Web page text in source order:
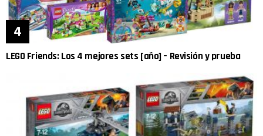
LEGO Friends: Los 4 mejores sets [año] – Revisión y prueba